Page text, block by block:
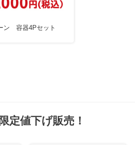
ン 容器4Pセット
定値下げ販売！